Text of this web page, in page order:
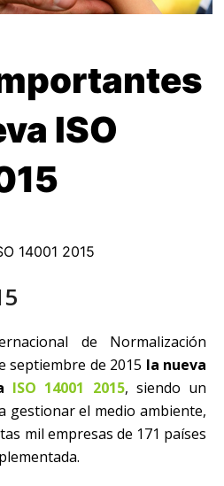
Enviar
ISO
14001 2015
de Normalización
septiembre de 2015 la nueva
ISO 14001 2015, siendo un
gestionar el medio ambiente,
mil empresas de 171 países